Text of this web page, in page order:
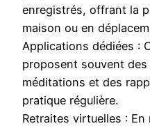
enregistrés, offrant la
maison ou en
Applications dédiées :
proposent souvent
méditations et des
pratique régulière.
Retraites virtuelles :